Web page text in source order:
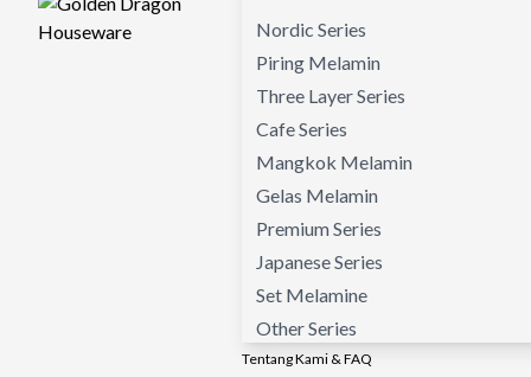
Nordic Series
Piring Melamin
Three Layer Series
Cafe Series
Mangkok Melamin
Gelas Melamin
Premium Series
Japanese Series
Set Melamine
Other Series
Tentang Kami & FAQ